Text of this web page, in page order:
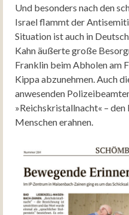
Und besonders nach den
Israel flammt der
Situation ist auch in
Kahn äußerte große
Franklin beim Abholen am
Kippa abzunehmen. Auch
anwesenden
»Reichskristallnacht« –
Menschen erahnen.